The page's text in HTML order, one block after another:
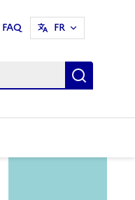
FAQ FR